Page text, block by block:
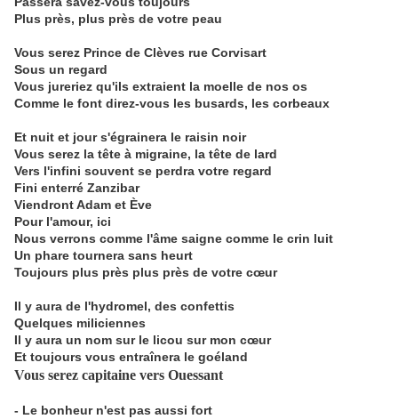
Plus près, plus près de votre peau
Vous serez Prince de Clèves rue Corvisart
Sous un regard
Vous jureriez qu'ils extraient la moelle de nos os
Comme le font direz-vous les busards, les corbeaux
Et nuit et jour s'égrainera le raisin noir
Vous serez la tête à migraine, la tête de lard
Vers l'infini souvent se perdra votre regard
Fini enterré Zanzibar
Viendront Adam et Ève
Pour l'amour, ici
Nous verrons comme l'âme saigne comme le crin luit
Un phare tournera sans heurt
Toujours plus près plus près de votre cœur
Il y aura de l'hydromel, des confettis
Quelques miliciennes
Il y aura un nom sur le licou sur mon cœur
Et toujours vous entraînera le goéland
Vous serez capitaine vers Ouessant
- Le bonheur n'est pas aussi fort